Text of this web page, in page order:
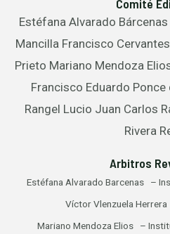
Comité
Estéfana Alvarado
Mancilla Francisco
Prieto Mariano Mendoza
Francisco Eduardo
Rangel Lucio Juan Carlos
Rivera
Arbitros
Estéfana Alvarado Barcenas –
Víctor Vlenzuela
Mariano Mendoza Elios –